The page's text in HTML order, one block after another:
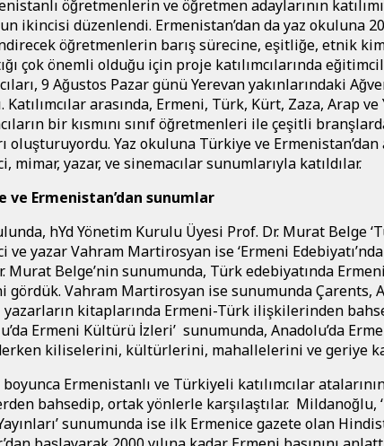
öğretmenlerin ve öğretmen adaylarının
ikincisi düzenlendi. Ermenistan’dan da yaz okuluna
öğretmenlerin barış sürecine, eşitliğe, etnik
çok önemli olduğu için proje katılımcılarında
9 Ağustos Pazar günü Yerevan yakınlarındaki
Katılımcılar arasında, Ermeni, Türk, Kürt, Zaza, Arap
bir kısmını sınıf öğretmenleri ile çeşitli
oluşturuyordu. Yaz okuluna Türkiye ve
mimar, yazar, ve sinemacılar sunumlarıyla katıldılar.
ve Ermenistan’dan sunumlar
hYd Yönetim Kurulu Üyesi Prof. Dr. Murat Belge
ve yazar Vahram Martirosyan ise ‘Ermeni
Murat Belge’nin sunumunda, Türk edebiyatında
gördük. Vahram Martirosyan ise sunumunda Çarents,
yazarların kitaplarında Ermeni-Türk ilişkilerinden
Ermeni Kültürü İzleri’ sunumunda, Anadolu’da
kiliselerini, kültürlerini, mahallelerini ve geriye
Ermenistanlı ve Türkiyeli katılımcılar atalarının
bahsedip, ortak yönlerle karşılaştılar. Mildanoğlu,
sunumunda ise ilk Ermenice gazete olan